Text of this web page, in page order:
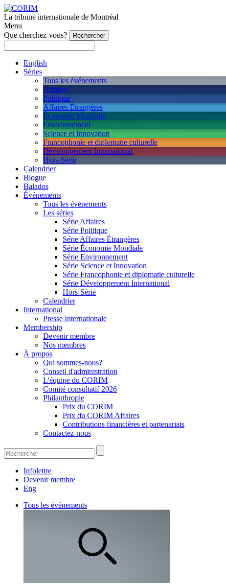
La tribune internationale de Montréal
Menu
Que cherchez-vous?
English
Séries
Tous les événements
Affaires
Politique
Affaires Étrangères
Économie Mondiale
Environnement
Science et Innovation
Francophonie et diplomatie culturelle
Développement International
Hors-Série
Calendrier
Blogue
Balados
Événements
Tous les événements
Les séries
Série Affaires
Série Politique
Série Affaires Étrangères
Série Économie Mondiale
Série Environnement
Série Science et Innovation
Série Francophonie et diplomatie culturelle
Série Développement International
Hors-Série
Calendrier
International
Presse Internationale
Membership
Devenir membre
Nos membres
À propos
Qui sommes-nous?
Conseil d'administration
L'équipe du CORIM
Comité consultatif 2026
Philanthropie
Prix du CORIM
Prix du CORIM Affaires
Contributions financières et partenariats
Contactez-nous
Infolettre
Devenir membre
Eng
Tous les événements